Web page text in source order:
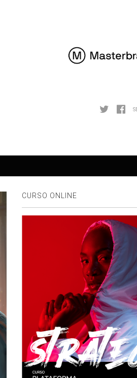
CURSO ONLINE